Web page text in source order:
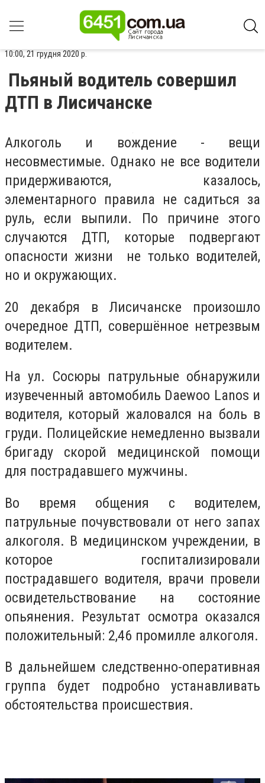
10:00, 21 грудня 2020 р.
Пьяный водитель совершил
ДТП в Лисичанске
Алкоголь и вождение - вещи
несовместимые. Однако не все водители
придерживаются, казалось,
элементарного правила не садиться за
руль, если выпили. По причине этого
случаются ДТП, которые подвергают
опасности жизни не только водителей,
но и окружающих.
20 декабря в Лисичанске произошло
очередное ДТП, совершённое нетрезвым
водителем.
На ул. Сосюры патрульные обнаружили
изувеченный автомобиль Daewoo Lanos и
водителя, который жаловался на боль в
груди. Полицейские немедленно вызвали
бригаду скорой медицинской помощи
для пострадавшего мужчины.
Во время общения с водителем,
патрульные почувствовали от него запах
алкоголя. В медицинском учреждении, в
которое госпитализировали
пострадавшего водителя, врачи провели
освидетельствование на состояние
опьянения. Результат осмотра оказался
положительный: 2,46 промилле алкоголя.
В дальнейшем следственно-оперативная
группа будет подробно устанавливать
обстоятельства происшествия.